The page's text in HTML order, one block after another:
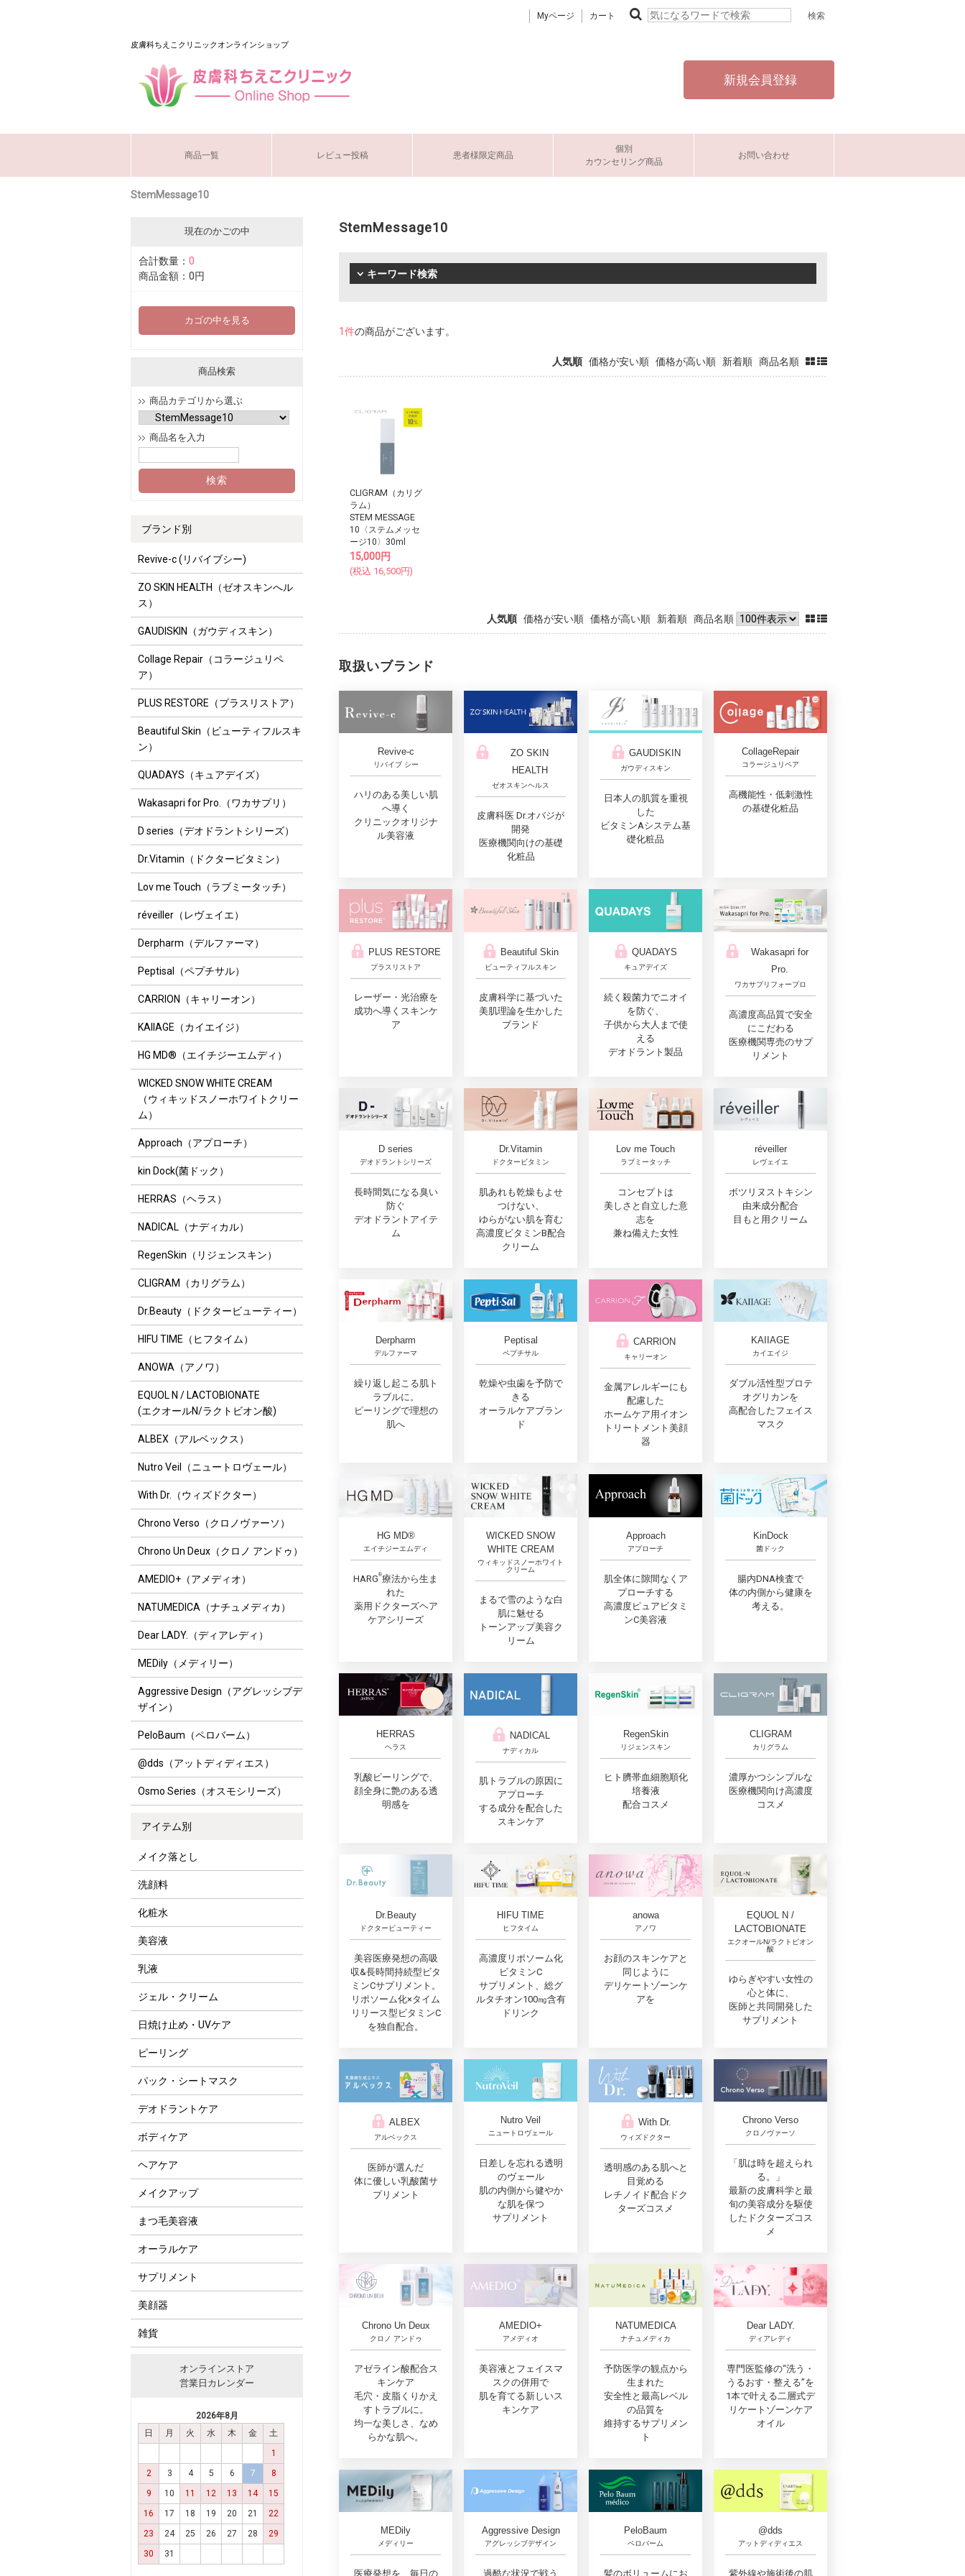
Myページ カート
皮膚科ちえこクリニックオンラインショップ
新規会員登録
商品一覧 レビュー投稿 患者様限定商品
個別
カウンセリング商品
お問い合わせ
StemMessage10
現在のかごの中
合計数量： 0
商品金額： 0円
カゴの中を見る
商品検索
商品カテゴリから選ぶ
商品名を入力
ブランド別
Revive-c (リバイブシー)
ZO SKIN HEALTH（ゼオスキンへル
ス）
GAUDISKIN（ガウディスキン）
Collage Repair（コラージュリペ
ア）
PLUS RESTORE（プラスリストア）
Beautiful Skin（ビューティフルスキ
ン）
QUADAYS（キュアデイズ）
Wakasapri for Pro.（ワカサプリ）
D series（デオドラントシリーズ）
Dr.Vitamin（ドクタービタミン）
Lov me Touch（ラブミータッチ）
réveiller（レヴェイエ）
Derpharm（デルファーマ）
Peptisal（ペプチサル）
CARRION（キャリーオン）
KAIIAGE（カイエイジ）
HG MD®（エイチジーエムディ）
WICKED SNOW WHITE CREAM
（ウィキッドスノーホワイトクリー
ム）
Approach（アプローチ）
kin Dock(菌ドック）
HERRAS（ヘラス）
NADICAL（ナディカル）
RegenSkin（リジェンスキン）
CLIGRAM（カリグラム）
Dr.Beauty（ドクタービューティー）
HIFU TIME（ヒフタイム）
ANOWA（アノワ）
EQUOL N / LACTOBIONATE
(エクオールN/ラクトビオン酸)
ALBEX（アルベックス）
Nutro Veil（ニュートロヴェール）
With Dr.（ウィズドクター）
Chrono Verso（クロノヴァーソ）
Chrono Un Deux（クロノ アンドゥ）
AMEDIO+（アメディオ）
NATUMEDICA（ナチュメディカ）
Dear LADY.（ディアレディ）
MEDily（メディリー）
Aggressive Design（アグレッシブデ
ザイン）
PeloBaum（ペロバーム）
@dds（アットディディエス）
Osmo Series（オスモシリーズ）
アイテム別
メイク落とし
洗顔料
化粧水
美容液
乳液
ジェル・クリーム
日焼け止め・UVケア
ピーリング
パック・シートマスク
デオドラントケア
ボディケア
ヘアケア
メイクアップ
まつ毛美容液
オーラルケア
サプリメント
美顔器
雑貨
オンラインストア
営業日カレンダー
2026年8月
日
月 火 水 木 金
土
1
2
3 4 5 6 7
8
9
10 11 12 13 14
15
16
17 18 19 20 21
22
23
24 25 26 27 28
29
30
31
StemMessage10
キーワード検索
1件の商品がございます。
人気順 価格が安い順 価格が高い順 新着順 商品名順
CLIGRAM（カリグ
ラム）
STEM MESSAGE
10〈ステムメッセ
ージ10〉30ml
15,000円
(税込 16,500円)
人気順 価格が安い順 価格が高い順 新着順 商品名順
取扱いブランド
Revive-c
リバイブ シー
ハリのある美しい肌
へ導く
クリニックオリジナ
ル美容液
ZO SKIN
HEALTH
ゼオスキンヘルス
皮膚科医 Dr.オバジが
開発
医療機関向けの基礎
化粧品
GAUDISKIN
ガウディスキン
日本人の肌質を重視
した
ビタミンAシステム基
礎化粧品
CollageRepair
コラージュリペア
高機能性・低刺激性
の基礎化粧品
PLUS RESTORE
プラスリストア
レーザー・光治療を
成功へ導くスキンケ
ア
Beautiful Skin
ビューティフルスキン
皮膚科学に基づいた
美肌理論を生かした
ブランド
QUADAYS
キュアデイズ
続く殺菌力でニオイ
を防ぐ、
子供から大人まで使
える
デオドラント製品
Wakasapri for
Pro.
ワカサプリフォープロ
高濃度高品質で安全
にこだわる
医療機関専売のサプ
リメント
D series
デオドラントシリーズ
長時間気になる臭い
防ぐ
デオドラントアイテ
ム
Dr.Vitamin
ドクタービタミン
肌あれも乾燥もよせ
つけない、
ゆらがない肌を育む
高濃度ビタミンB配合
クリーム
Lov me Touch
ラブミータッチ
コンセプトは
美しさと自立した意
志を
兼ね備えた女性
réveiller
レヴェイエ
ボツリヌストキシン
由来成分配合
目もと用クリーム
Derpharm
デルファーマ
繰り返し起こる肌ト
ラブルに。
ピーリングで理想の
肌へ
Peptisal
ペプチサル
乾燥や虫歯を予防で
きる
オーラルケアブラン
ド
CARRION
キャリーオン
金属アレルギーにも
配慮した
ホームケア用イオン
トリートメント美顔
器
KAIIAGE
カイエイジ
ダブル活性型プロテ
オグリカンを
高配合したフェイス
マスク
HG MD®
エイチジーエムディ
HARG®︎療法から生ま
れた
薬用ドクターズヘア
ケアシリーズ
WICKED SNOW
WHITE CREAM
ウィキッドスノーホワイト
クリーム
まるで雪のような白
肌に魅せる
トーンアップ美容ク
リーム
Approach
アプローチ
肌全体に隙間なくア
プローチする
高濃度ピュアビタミ
ンC美容液
KinDock
菌ドック
腸内DNA検査で
体の内側から健康を
考える。
HERRAS
ヘラス
乳酸ピーリングで、
顔全身に艶のある透
明感を
NADICAL
ナディカル
肌トラブルの原因に
アプローチ
する成分を配合した
スキンケア
RegenSkin
リジェンスキン
ヒト臍帯血細胞順化
培養液
配合コスメ
CLIGRAM
カリグラム
濃厚かつシンプルな
医療機関向け高濃度
コスメ
Dr.Beauty
ドクタービューティー
美容医療発想の高吸
収&長時間持続型ビタ
ミンCサプリメント。
リポソーム化×タイム
リリース型ビタミンC
を独自配合。
HIFU TIME
ヒフタイム
高濃度リポソーム化
ビタミンC
サプリメント、総グ
ルタチオン100㎎含有
ドリンク
anowa
アノワ
お顔のスキンケアと
同じように
デリケートゾーンケ
アを
EQUOL N /
LACTOBIONATE
エクオールN/ラクトビオン
酸
ゆらぎやすい女性の
心と体に、
医師と共同開発した
サプリメント
ALBEX
アルベックス
医師が選んだ
体に優しい乳酸菌サ
プリメント
Nutro Veil
ニュートロヴェール
日差しを忘れる透明
のヴェール
肌の内側から健やか
な肌を保つ
サプリメント
With Dr.
ウィズドクター
透明感のある肌へと
目覚める
レチノイド配合ドク
ターズコスメ
Chrono Verso
クロノヴァーソ
「肌は時を超えられ
る。」
最新の皮膚科学と最
旬の美容成分を駆使
したドクターズコス
メ
Chrono Un Deux
クロノ アンドゥ
アゼライン酸配合ス
キンケア
毛穴・皮脂くりかえ
すトラブルに。
均一な美しさ、なめ
らかな肌へ。
AMEDIO+
アメディオ
美容液とフェイスマ
スクの併用で
肌を育てる新しいス
キンケア
NATUMEDICA
ナチュメディカ
予防医学の観点から
生まれた
安全性と最高レベル
の品質を
維持するサプリメン
ト
Dear LADY.
ディアレディ
専門医監修の“洗う・
うるおす・整える”を
1本で叶える二層式デ
リケートゾーンケア
オイル
MEDily
メディリー
医療発想を、毎日の
Aggressive Design
アグレッシブデザイン
過酷な状況で戦う
PeloBaum
ペロバーム
髪のボリュームにお
@dds
アットディディエス
紫外線や施術後の肌